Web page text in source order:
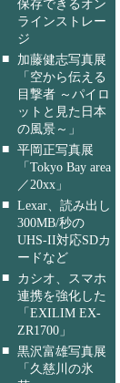
保存できるオン
ラインストレー
ジ
■
加藤健志写真展
「空から伝える
目撃者 ～パイロ
ットと見た日本
の風景～」
■ 平岡正写真展
「Tokyo Bay area
／20xx」
■ Lexar、読み出し
300MB/秒の
UHS-II対応SDカ
ードなど
■
カシオ、スマホ
連携を強化した
「EXILIM EX-
ZR1700」
■ 黒沢富雄写真展
「久慈川の氷